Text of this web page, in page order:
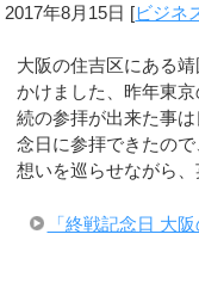
2017年8月15日 [ビジネ
大阪の住吉区にある
かけました、昨年東
続の参拝が出来た事
念日に参拝できたの
想いを巡らせながら
「終戦記念日 大